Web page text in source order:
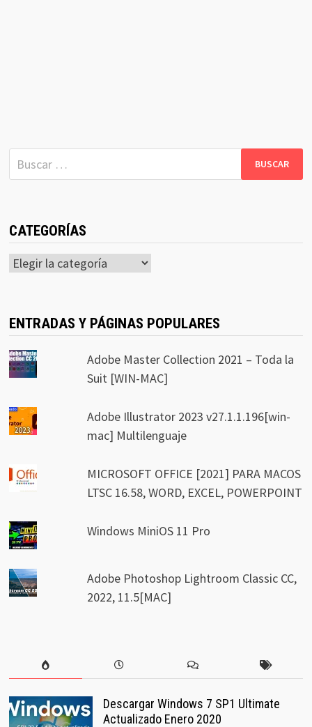
Buscar:
CATEGORÍAS
Categorías
ENTRADAS Y PÁGINAS POPULARES
Adobe Master Collection 2021 – Toda la
Suit [WIN-MAC]
Adobe Illustrator 2023 v27.1.1.196[win-
mac] Multilenguaje
MICROSOFT OFFICE [2021] PARA MACOS
LTSC 16.58, WORD, EXCEL, POWERPOINT
Windows MiniOS 11 Pro
Adobe Photoshop Lightroom Classic CC,
2022, 11.5[MAC]
Descargar Windows 7 SP1 Ultimate
Actualizado Enero 2020